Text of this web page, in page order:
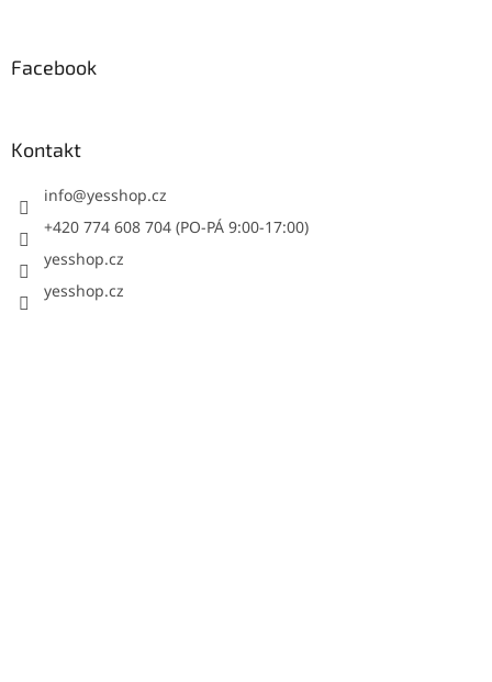
Facebook
Kontakt
info@yesshop.cz
+420 774 608 704 (PO-PÁ 9:00-17:00)
yesshop.cz
yesshop.cz